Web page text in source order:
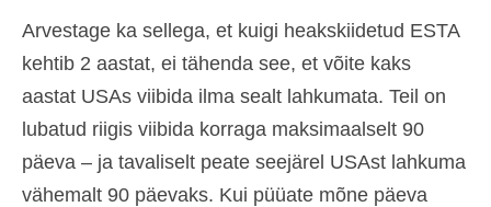
Arvestage ka sellega, et kuigi heakskiidetud ESTA
kehtib 2 aastat, ei tähenda see, et võite kaks
aastat USAs viibida ilma sealt lahkumata. Teil on
lubatud riigis viibida korraga maksimaalselt 90
päeva – ja tavaliselt peate seejärel USAst lahkuma
vähemalt 90 päevaks. Kui püüate mõne päeva